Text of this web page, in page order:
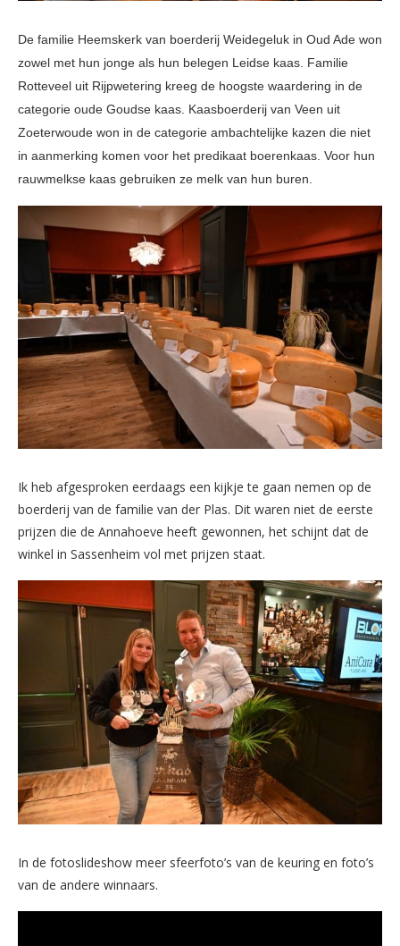
De familie Heemskerk van boerderij Weidegeluk in Oud Ade won
zowel met hun jonge als hun belegen Leidse kaas. Familie
Rotteveel uit Rijpwetering kreeg de hoogste waardering in de
categorie oude Goudse kaas. Kaasboerderij van Veen uit
Zoeterwoude won in de categorie ambachtelijke kazen die niet
in aanmerking komen voor het predikaat boerenkaas. Voor hun
rauwmelkse kaas gebruiken ze melk van hun buren.
Ik heb afgesproken eerdaags een kijkje te gaan nemen op de
boerderij van de familie van der Plas. Dit waren niet de eerste
prijzen die de Annahoeve heeft gewonnen, het schijnt dat de
winkel in Sassenheim vol met prijzen staat.
In de fotoslideshow meer sfeerfoto’s van de keuring en foto’s
van de andere winnaars.